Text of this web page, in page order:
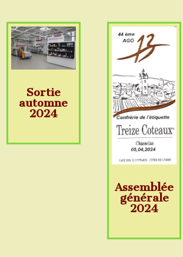
Sortie
automne
2024
Assemblée
générale
2024